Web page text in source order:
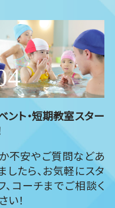
ント・短期教室スター
不安やご質問などあ
したら、お気軽にスタ
、コーチまでご相談く
い！